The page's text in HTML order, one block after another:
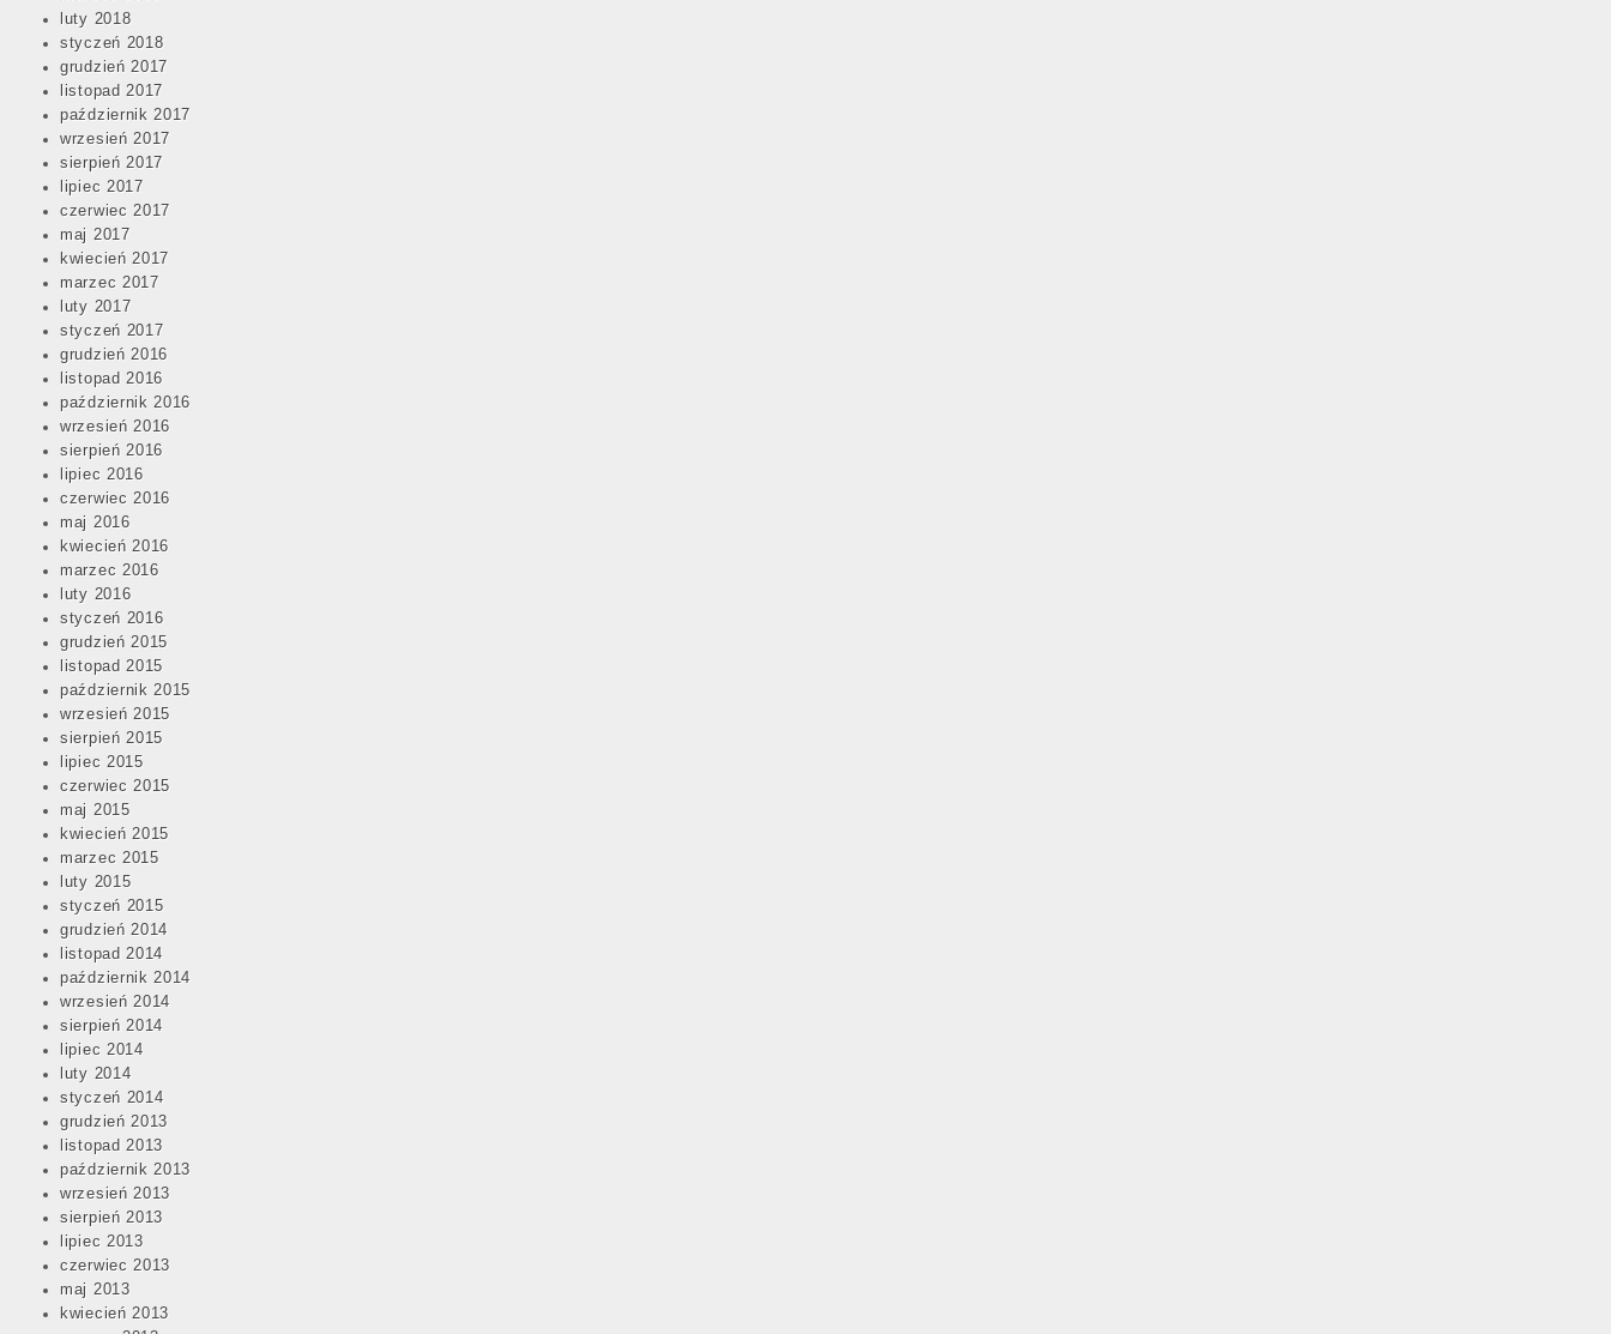
luty 2018
styczeń 2018
grudzień 2017
listopad 2017
październik 2017
wrzesień 2017
sierpień 2017
lipiec 2017
czerwiec 2017
maj 2017
kwiecień 2017
marzec 2017
luty 2017
styczeń 2017
grudzień 2016
listopad 2016
październik 2016
wrzesień 2016
sierpień 2016
lipiec 2016
czerwiec 2016
maj 2016
kwiecień 2016
marzec 2016
luty 2016
styczeń 2016
grudzień 2015
listopad 2015
październik 2015
wrzesień 2015
sierpień 2015
lipiec 2015
czerwiec 2015
maj 2015
kwiecień 2015
marzec 2015
luty 2015
styczeń 2015
grudzień 2014
listopad 2014
październik 2014
wrzesień 2014
sierpień 2014
lipiec 2014
luty 2014
styczeń 2014
grudzień 2013
listopad 2013
październik 2013
wrzesień 2013
sierpień 2013
lipiec 2013
czerwiec 2013
maj 2013
kwiecień 2013